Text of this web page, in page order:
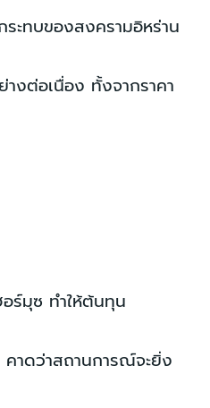
ะทบของสงครามอิหร่าน
งต่อเนื่อง ทั้งจากราคา
ร์มุซ ทำให้ต้นทุน
าดว่าสถานการณ์จะยิ่ง